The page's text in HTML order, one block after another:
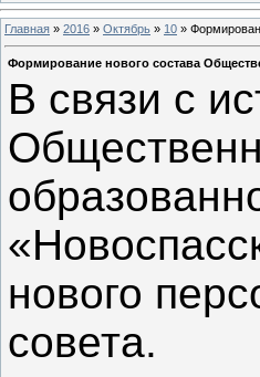
Главная » 2016 » Октябрь » 10 »
Формирование нового состава
В связи с
нового
совета.